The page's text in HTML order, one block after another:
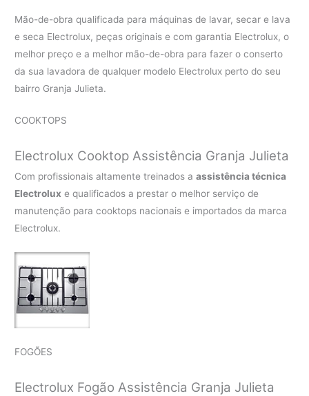
Mão-de-obra qualificada para máquinas de lavar, secar e lava
e seca Electrolux, peças originais e com garantia Electrolux, o
melhor preço e a melhor mão-de-obra para fazer o conserto
da sua lavadora de qualquer modelo Electrolux perto do seu
bairro Granja Julieta.
COOKTOPS
Electrolux Cooktop Assistência Granja Julieta
Com profissionais altamente treinados aassistência técnica
Electrolux e qualificados a prestar o melhor serviço de
manutenção para cooktops nacionais e importados da marca
Electrolux.
FOGÕES
Electrolux Fogão Assistência Granja Julieta